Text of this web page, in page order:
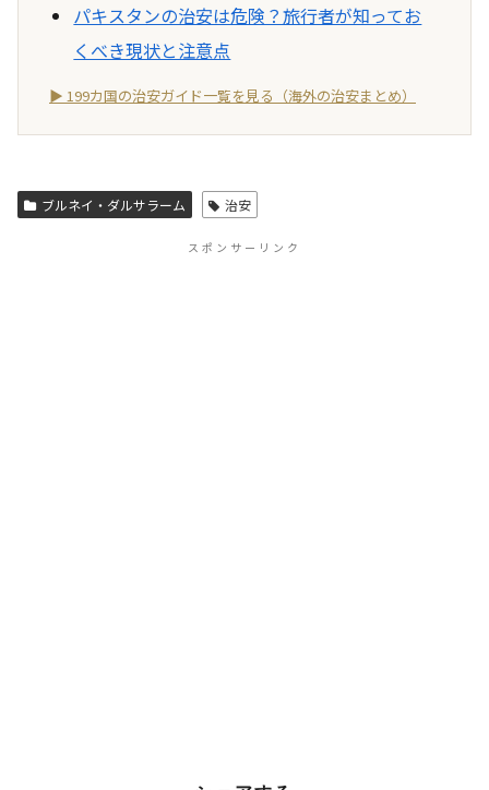
パキスタンの治安は危険？旅行者が知ってお
くべき現状と注意点
▶ 199カ国の治安ガイド一覧を見る（海外の治安まとめ）
ブルネイ・ダルサラーム 治安
スポンサーリンク